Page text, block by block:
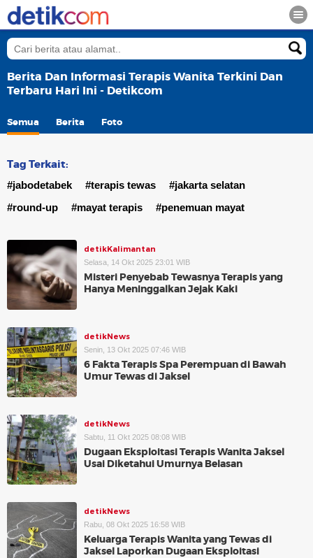
Berita Dan Informasi Terapis Wanita Terkini Dan
Terbaru Hari Ini - Detikcom
Semua Berita Foto
Tag Terkait:
#jabodetabek #terapis tewas
#jakarta selatan
#round-up
#mayat terapis #penemuan mayat
detikKalimantan
Selasa, 14 Okt 2025 23:01 WIB
Misteri Penyebab Tewasnya Terapis yang
Hanya Meninggalkan Jejak Kaki
detikNews
Senin, 13 Okt 2025 07:46 WIB
6 Fakta Terapis Spa Perempuan di Bawah
Umur Tewas di Jaksel
detikNews
Sabtu, 11 Okt 2025 08:08 WIB
Dugaan Eksploitasi Terapis Wanita Jaksel
Usai Diketahui Umurnya Belasan
detikNews
Rabu, 08 Okt 2025 16:58 WIB
Keluarga Terapis Wanita yang Tewas di
Jaksel Laporkan Dugaan Eksploitasi